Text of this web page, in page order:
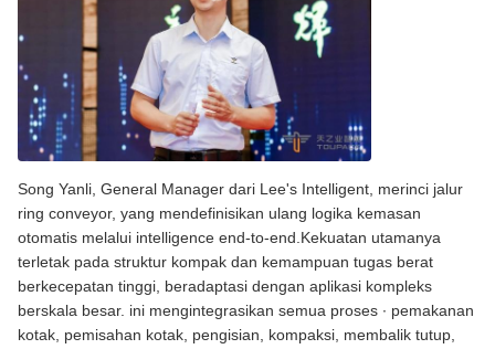
Song Yanli, General Manager dari Lee's Intelligent, merinci jalur
ring conveyor, yang mendefinisikan ulang logika kemasan
otomatis melalui intelligence end-to-end.Kekuatan utamanya
terletak pada struktur kompak dan kemampuan tugas berat
berkecepatan tinggi, beradaptasi dengan aplikasi kompleks
berskala besar. ini mengintegrasikan semua proses ∙ pemakanan
kotak, pemisahan kotak, pengisian, kompaksi, membalik tutup,